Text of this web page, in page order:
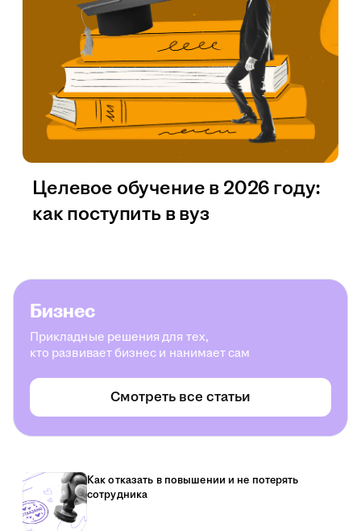
Целевое обучение в 2026 году:
как поступить в вуз
Бизнес
Прикладные решения для тех,
кто развивает бизнес и нанимает сам
Смотреть все статьи
Как отказать в повышении и не потерять
сотрудника